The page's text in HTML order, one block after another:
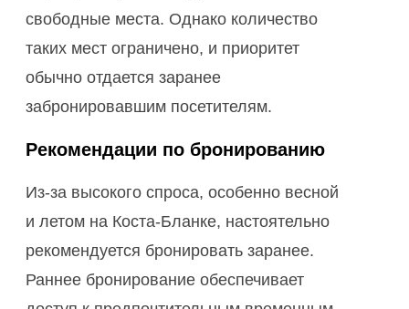
свободные места. Однако количество
таких мест ограничено, и приоритет
обычно отдается заранее
забронировавшим посетителям.
Рекомендации по бронированию
Из-за высокого спроса, особенно весной
и летом на Коста-Бланке, настоятельно
рекомендуется бронировать заранее.
Раннее бронирование обеспечивает